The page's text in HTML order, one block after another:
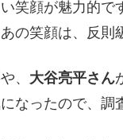
笑顔が魅力的で
の笑顔は、反則
、 大谷亮平さん
なったので、調